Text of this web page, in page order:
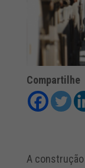
Compartilhe
A